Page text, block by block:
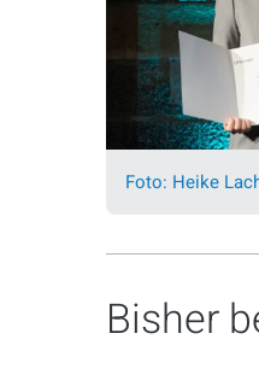
Foto: Heike
Bisher